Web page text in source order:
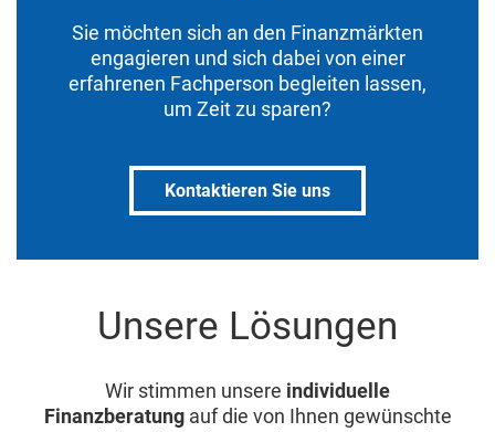
Sie möchten sich an den Finanzmärkten
engagieren und sich dabei von einer
erfahrenen Fachperson begleiten lassen,
um Zeit zu sparen?
Kontaktieren Sie uns
Unsere Lösungen
Wir stimmen unsere individuelle
Finanzberatungauf die von Ihnen gewünschte